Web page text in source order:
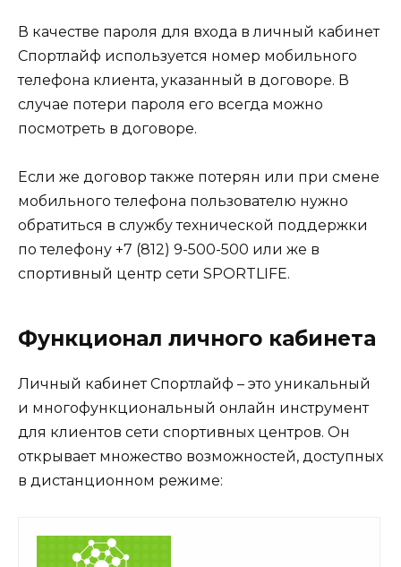
В качестве пароля для входа в личный кабинет
Спортлайф используется номер мобильного
телефона клиента, указанный в договоре. В
случае потери пароля его всегда можно
посмотреть в договоре.
Если же договор также потерян или при смене
мобильного телефона пользователю нужно
обратиться в службу технической поддержки
по телефону +7 (812) 9-500-500 или же в
спортивный центр сети SPORTLIFE.
Функционал личного кабинета
Личный кабинет Спортлайф – это уникальный
и многофункциональный онлайн инструмент
для клиентов сети спортивных центров. Он
открывает множество возможностей, доступных
в дистанционном режиме: